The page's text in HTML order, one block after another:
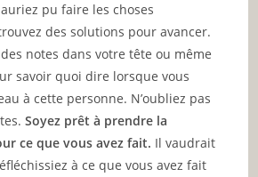
pu faire les choses
des solutions pour avancer.
notes dans votre tête ou même
savoir quoi dire lorsque vous
à cette personne. N’oubliez pas
Soyez prêt à prendre la
ce que vous avez fait. Il vaudrait
à ce que vous avez fait